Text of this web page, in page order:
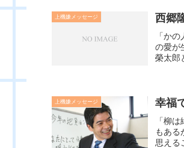
上機嫌メッセージ 西郷
「か
の愛が
榮太郎
上機嫌メッセージ 幸福
「柳
もある
思える